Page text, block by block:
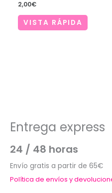
2,00€
VISTA RÁPIDA
Entrega express
24 / 48 horas
Envío gratis a partir de 65€
Política de envíos y